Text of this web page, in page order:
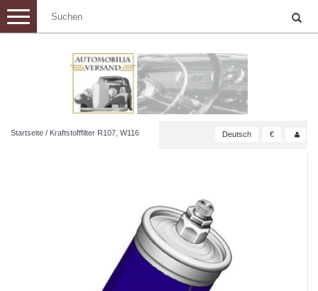
Toggle
navigation
Startseite / Kraftstofffilter R107, W116 Deutsch €